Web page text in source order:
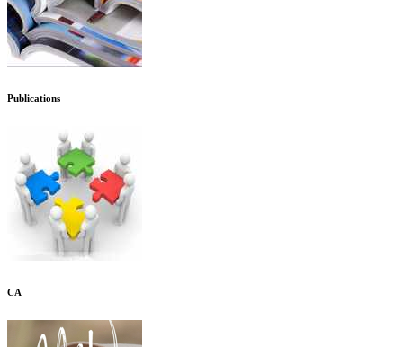
Publications
CA